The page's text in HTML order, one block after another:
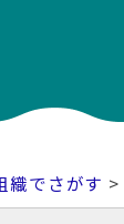
織でさがす >